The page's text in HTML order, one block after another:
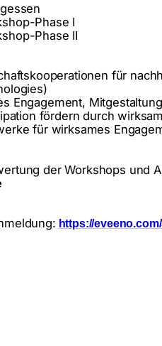
Phase I
Phase II
für
Engagement,
fördern durch
für wirksames
der Workshops und
https://